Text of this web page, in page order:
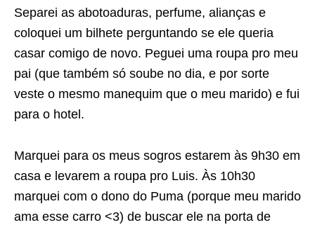
Separei as abotoaduras, perfume, alianças e
coloquei um bilhete perguntando se ele queria
casar comigo de novo. Peguei uma roupa pro meu
pai (que também só soube no dia, e por sorte
veste o mesmo manequim que o meu marido) e fui
para o hotel.
Marquei para os meus sogros estarem às 9h30 em
casa e levarem a roupa pro Luis. Às 10h30
marquei com o dono do Puma (porque meu marido
ama esse carro <3) de buscar ele na porta de